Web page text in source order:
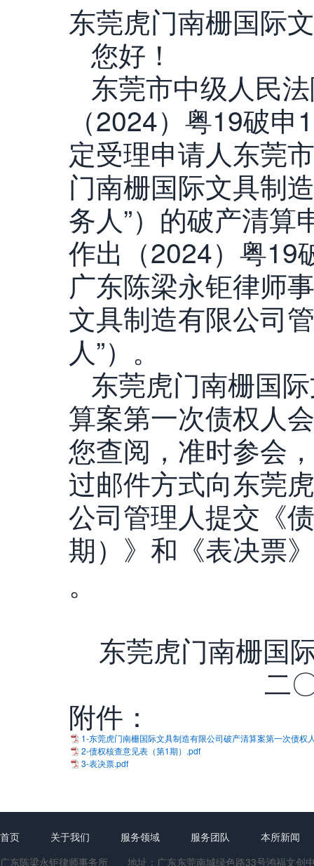
东莞虎门南栅国际
您好！
东莞市中级人民
（2024）粤19破
定受理申请人东莞
门南栅国际文具制
务人”）的破产清算
作出（2024）粤19
广东陈梁永钜律师
文具制造有限公司
人”）。
东莞虎门南栅国
算案第一次债权人
您查阅，准时参会
过邮件方式向东莞
公司管理人提交《
期）》和《表决票
。
东莞虎门南栅国
二
附件：
1-东莞虎门南栅国际文具制造有限公司破产清算案第一次债权
2-债权核查意见表（第1期）.pdf
3-表决票.pdf
首页 关于我们 服务领域 服务团队
本所新闻
广东陈梁永钜律师事务所 地址：广东东莞南城绿色路33号鸿福